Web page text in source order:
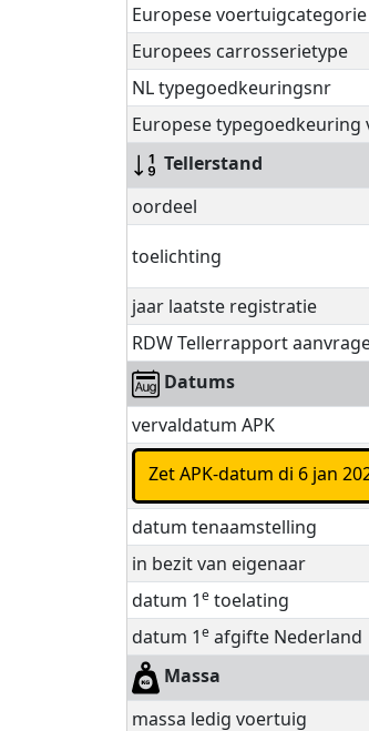
Europese voertuigcategorie
Europees carrosserietype
NL typegoedkeuringsnr
Europese typegoedkeuring
Tellerstand
oordeel
toelichting
jaar laatste registratie
RDW Tellerrapport
Datums
vervaldatum APK
Zet APK-
datum tenaamstelling
in bezit van eigenaar
datum 1e toelating
datum 1e afgifte Nederland
Massa
massa ledig voertuig